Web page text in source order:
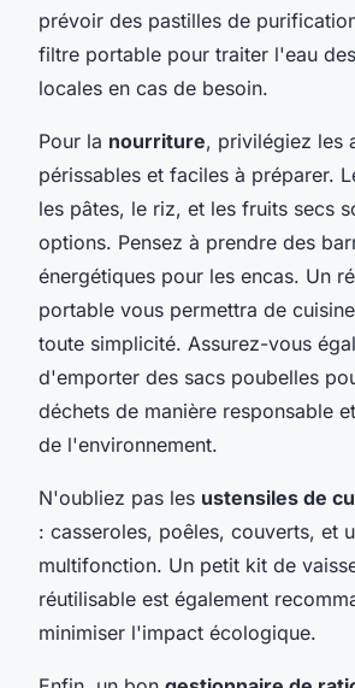
prévoir des pastilles de
filtre portable pour traiter l'eau
locales en cas de besoin.
Pour la nourriture, privilégiez les
périssables et faciles à préparer.
les pâtes, le riz, et les fruits secs
options. Pensez à prendre des
énergétiques pour les encas. Un
portable vous permettra de
toute simplicité. Assurez-vous
d'emporter des sacs poubelles
déchets de manière responsable
de l'environnement.
N'oubliez pas les ustensiles de
: casseroles, poêles, couverts, et
multifonction. Un petit kit de
réutilisable est également
minimiser l'impact écologique.